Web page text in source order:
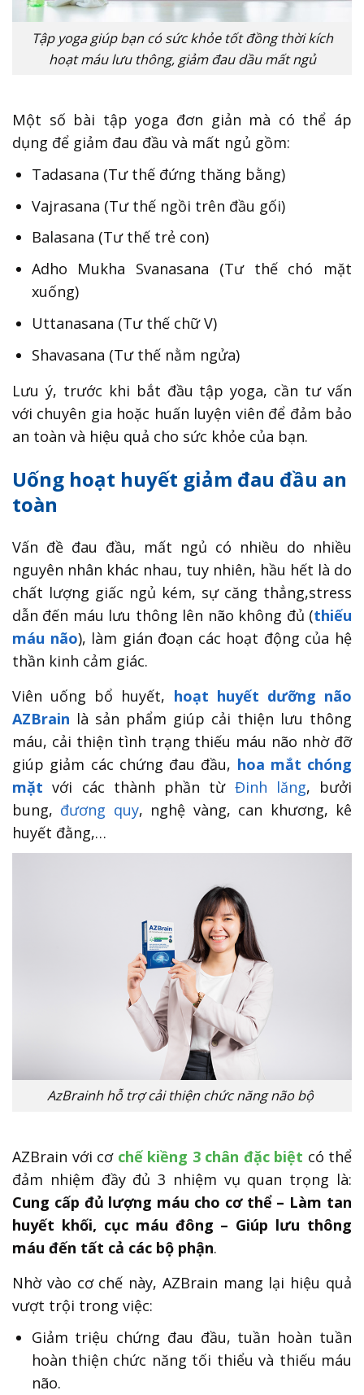
Tập yoga giúp bạn có sức khỏe tốt đồng thời kích
hoạt máu lưu thông, giảm đau dầu mất ngủ
Một số bài tập yoga đơn giản mà có thể áp
dụng để giảm đau đầu và mất ngủ gồm:
Tadasana (Tư thế đứng thăng bằng)
Vajrasana (Tư thế ngồi trên đầu gối)
Balasana (Tư thế trẻ con)
Adho Mukha Svanasana (Tư thế chó mặt
xuống)
Uttanasana (Tư thế chữ V)
Shavasana (Tư thế nằm ngửa)
Lưu ý, trước khi bắt đầu tập yoga, cần tư vấn
với chuyên gia hoặc huấn luyện viên để đảm bảo
an toàn và hiệu quả cho sức khỏe của bạn.
Uống hoạt huyết giảm đau đầu an
toàn
Vấn đề đau đầu, mất ngủ có nhiều do nhiều
nguyên nhân khác nhau, tuy nhiên, hầu hết là do
chất lượng giấc ngủ kém, sự căng thẳng,stress
dẫn đến máu lưu thông lên não không đủ (thiếu
máu não), làm gián đoạn các hoạt động của hệ
thần kinh cảm giác.
Viên uống bổ huyết, hoạt huyết dưỡng não
AZBrain là sản phẩm giúp cải thiện lưu thông
máu, cải thiện tình trạng thiếu máu não nhờ đỡ
giúp giảm các chứng đau đầu, hoa mắt chóng
mặt với các thành phần từ Đinh lăng, bưởi
bung, đương quy, nghệ vàng, can khương, kê
huyết đằng,…
AzBrainh hỗ trợ cải thiện chức năng não bộ
AZBrain với cơ chế kiềng 3 chân đặc biệt có thể
đảm nhiệm đầy đủ 3 nhiệm vụ quan trọng là:
Cung cấp đủ lượng máu cho cơ thể – Làm tan
huyết khối, cục máu đông – Giúp lưu thông
máu đến tất cả các bộ phận.
Nhờ vào cơ chế này, AZBrain mang lại hiệu quả
vượt trội trong việc:
Giảm triệu chứng đau đầu, tuần hoàn tuần
hoàn thiện chức năng tối thiểu và thiếu máu
não.